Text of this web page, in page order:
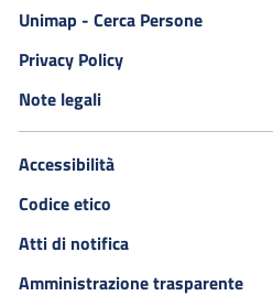
Unimap - Cerca Persone
Privacy Policy
Note legali
Accessibilità
Codice etico
Atti di notifica
Amministrazione trasparente